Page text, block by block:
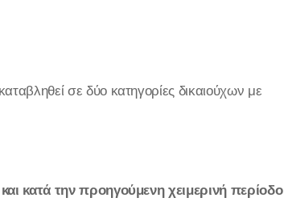
σε δύο κατηγορίες δικαιούχων με
κατά την προηγούμενη χειμερινή περίοδο